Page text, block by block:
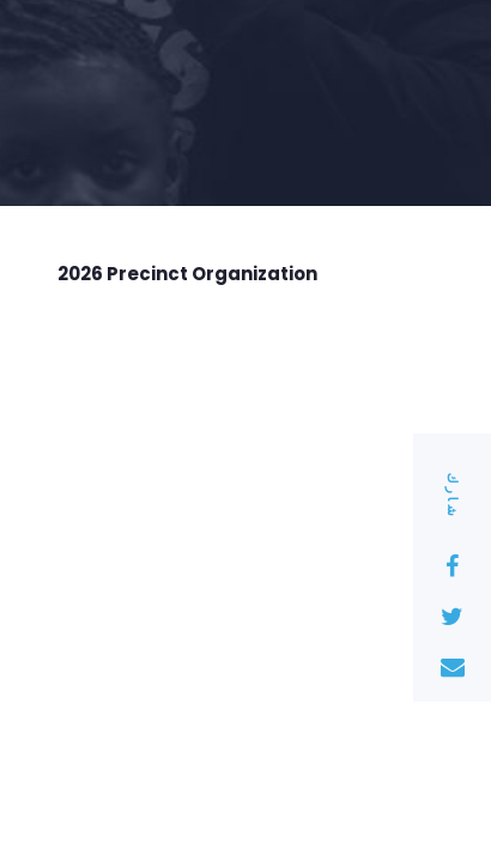
شارك
2026 Precinct Organization